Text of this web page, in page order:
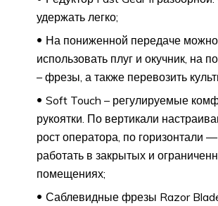
удержать легко;
На пониженной передаче можно
использовать плуг и окучник, на
– фрезы, а также перевозить
Soft Touch – регулируемые
рукоятки. По вертикали
рост оператора, по горизонтали
работать в закрытых и
помещениях;
Саблевидные фрезы Razor